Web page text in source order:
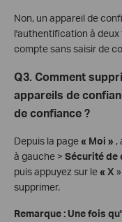
Non, un appareil de
l'authentification à
compte sans saisir de
Q3. Comment
appareils de
de confiance ?
Depuis la page« Moi » ,
à gauche > Sécurité de
puis appuyez sur le« X
supprimer.
Remarque : Une fois